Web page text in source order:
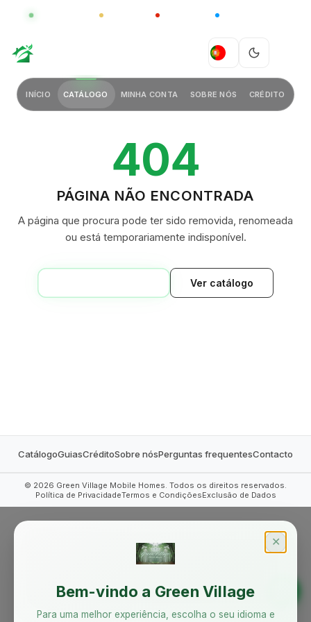
GLOBAL CHINA
PT
INÍCIO CATÁLOGO MINHA CONTA SOBRE NÓS CRÉDITO
404
PÁGINA NÃO ENCONTRADA
A página que procura pode ter sido removida, renomeada
ou está temporariamente indisponível.
Ver catálogo
CatálogoGuiasCréditoSobre nósPerguntas frequentesContacto
© 2026 Green Village Mobile Homes. Todos os direitos reservados.
Política de PrivacidadeTermos e CondiçõesExclusão de Dados
✕
Bem-vindo a Green Village
Para uma melhor experiência, escolha o seu idioma e